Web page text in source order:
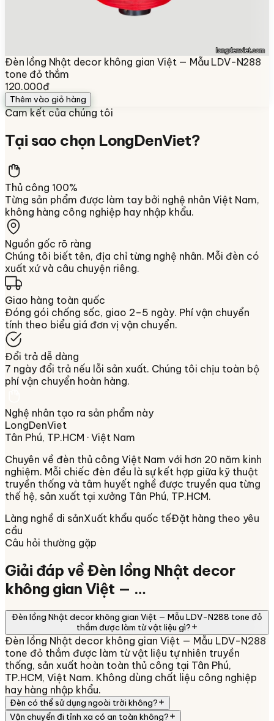
Đèn lồng Nhật decor không gian Việt — Mẫu LDV-N288
tone đỏ thắm
120.000đ
Thêm vào giỏ hàng
Cam kết của chúng tôi
Tại sao chọn LongDenViet?
Thủ công 100%
Từng sản phẩm được làm tay bởi nghệ nhân Việt Nam,
không hàng công nghiệp hay nhập khẩu.
Nguồn gốc rõ ràng
Chúng tôi biết tên, địa chỉ từng nghệ nhân. Mỗi đèn có
xuất xứ và câu chuyện riêng.
Giao hàng toàn quốc
Đóng gói chống sốc, giao 2–5 ngày. Phí vận chuyển
tính theo biểu giá đơn vị vận chuyển.
Đổi trả dễ dàng
7 ngày đổi trả nếu lỗi sản xuất. Chúng tôi chịu toàn bộ
phí vận chuyển hoàn hàng.
Nghệ nhân tạo ra sản phẩm này
LongDenViet
Tân Phú, TP.HCM · Việt Nam
Chuyên về đèn thủ công Việt Nam với hơn 20 năm kinh
nghiệm. Mỗi chiếc đèn đều là sự kết hợp giữa kỹ thuật
truyền thống và tâm huyết nghề được truyền qua từng
thế hệ, sản xuất tại xưởng Tân Phú, TP.HCM.
Làng nghề di sảnXuất khẩu quốc tếĐặt hàng theo yêu
cầu
Câu hỏi thường gặp
Giải đáp vềĐèn lồng Nhật decor
không gian Việt — …
Đèn lồng Nhật decor không gian Việt — Mẫu LDV-N288 tone đỏ
thắm được làm từ vật liệu gì?
Đèn lồng Nhật decor không gian Việt — Mẫu LDV-N288
tone đỏ thắm được làm từ vật liệu tự nhiên truyền
thống, sản xuất hoàn toàn thủ công tại Tân Phú,
TP.HCM, Việt Nam. Không dùng chất liệu công nghiệp
hay hàng nhập khẩu.
Đèn có thể sử dụng ngoài trời không?
Vận chuyển đi tỉnh xa có an toàn không?